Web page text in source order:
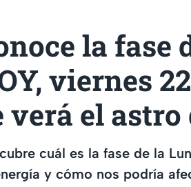
la fase
viernes
verá el
cuál es la fase de la
y cómo nos podría